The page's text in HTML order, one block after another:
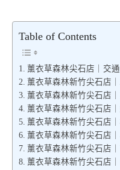
Table of Contents
薰衣草森林尖石店｜交
薰衣草森林新竹尖石店
薰衣草森林新竹尖石店
薰衣草森林新竹尖石店
薰衣草森林新竹尖石店
薰衣草森林新竹尖石店
薰衣草森林新竹尖石店
薰衣草森林新竹尖石店